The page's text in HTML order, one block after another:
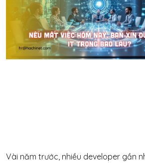
Vài năm trước, nhiều developer gần